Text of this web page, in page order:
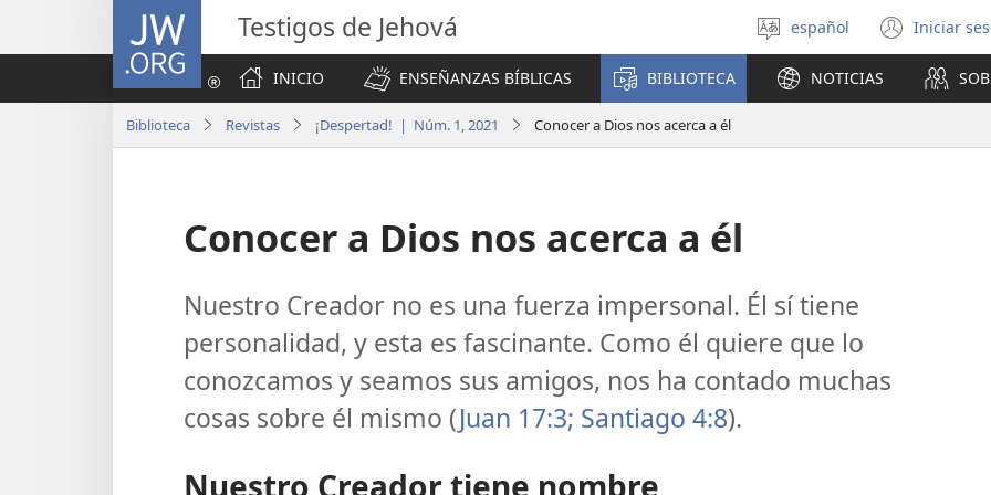
JW.ORG Testigos de Jehová
Seleccionar
idioma
español Iniciar(abre
una
nueva
INICIO
ENSEÑANZAS BÍBLICAS BIBLIOTECA NOTICIAS
Biblioteca Revistas ¡Despertad! | Núm. 1, 2021 Conocer a Dios nos acerca a él
Conocer a Dios nos acerca a él
Nuestro Creador no es una fuerza impersonal. Él sí tiene
personalidad, y esta es fascinante. Como él quiere que lo
conozcamos y seamos sus amigos, nos ha contado muchas
cosas sobre él mismo (Juan 17:3; Santiago 4:8).
Nuestro Creador tiene nombre